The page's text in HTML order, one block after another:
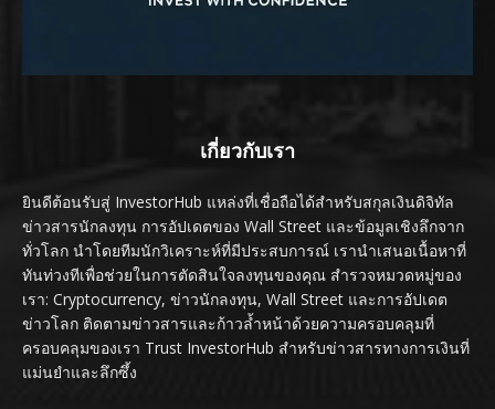
เกี่ยวกับเรา
ยินดีต้อนรับสู่ InvestorHub แหล่งที่เชื่อถือได้สำหรับสกุลเงินดิจิทัล
ข่าวสารนักลงทุน การอัปเดตของ Wall Street และข้อมูลเชิงลึกจาก
ทั่วโลก นำโดยทีมนักวิเคราะห์ที่มีประสบการณ์ เรานำเสนอเนื้อหาที่
ทันท่วงทีเพื่อช่วยในการตัดสินใจลงทุนของคุณ สำรวจหมวดหมู่ของ
เรา: Cryptocurrency, ข่าวนักลงทุน, Wall Street และการอัปเดต
ข่าวโลก ติดตามข่าวสารและก้าวล้ำหน้าด้วยความครอบคลุมที่
ครอบคลุมของเรา Trust InvestorHub สำหรับข่าวสารทางการเงินที่
แม่นยำและลึกซึ้ง